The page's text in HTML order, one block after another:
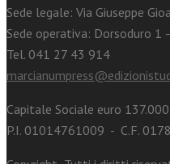
Sede legale: Via Giuseppe
Sede operativa: Dorsoduro 1
Tel. 041 27 43 914
Capitale Sociale euro
P.I. 01014761009 - C.F.